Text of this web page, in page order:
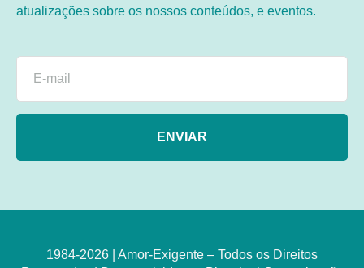
atualizações sobre os nossos conteúdos, e eventos.
ENVIAR
1984-2026 | Amor-Exigente – Todos os Direitos